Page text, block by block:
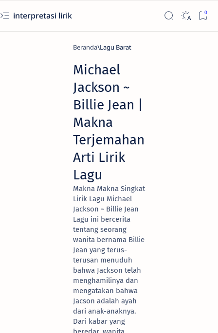
interpretasi lirik
Beranda Lagu Barat
Michael
Jackson ~
Billie Jean |
Makna
Terjemahan
Arti Lirik
Lagu
Makna Makna Singkat
Lirik Lagu Michael
Jackson ~ Billie Jean
Lagu ini bercerita
tentang seorang
wanita bernama Billie
Jean yang terus-
terusan menuduh
bahwa Jackson telah
menghamilinya dan
mengatakan bahwa
Jacson adalah ayah
dari anak-anaknya.
Dari kabar yang